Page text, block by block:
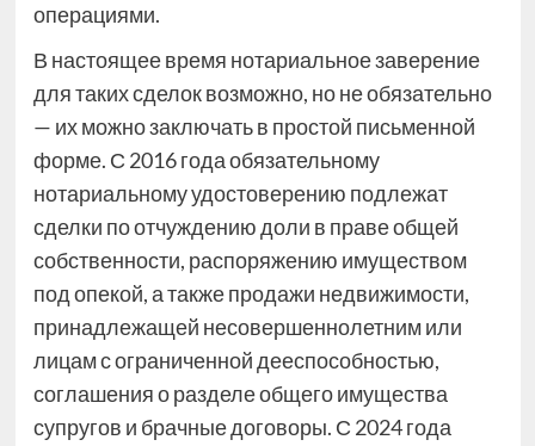
операциями.
В настоящее время нотариальное заверение
для таких сделок возможно, но не обязательно
— их можно заключать в простой письменной
форме. С 2016 года обязательному
нотариальному удостоверению подлежат
сделки по отчуждению доли в праве общей
собственности, распоряжению имуществом
под опекой, а также продажи недвижимости,
принадлежащей несовершеннолетним или
лицам с ограниченной дееспособностью,
соглашения о разделе общего имущества
супругов и брачные договоры. С 2024 года